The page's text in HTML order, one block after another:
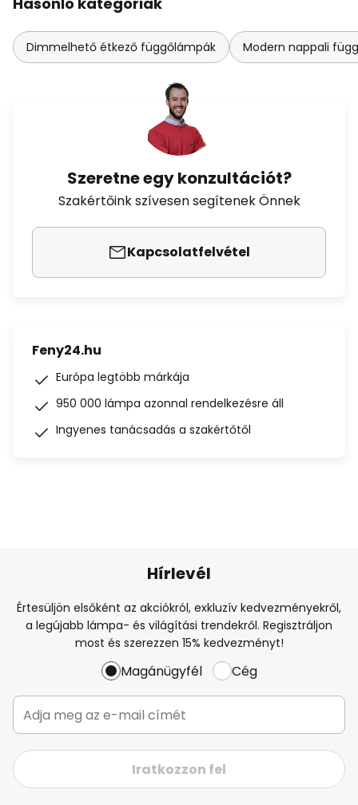
Dimmelhető étkező függőlámpák Modern nappali
Szeretne egy konzultációt?
Szakértőink szívesen segítenek Önnek
Kapcsolatfelvétel
Feny24.hu
Európa legtöbb márkája
950 000 lámpa azonnal rendelkezésre áll
Ingyenes tanácsadás a szakértőtől
Hírlevél
Értesüljön elsőként az akciókról, exkluzív kedvezményekről,
a legújabb lámpa- és világítási trendekről. Regisztráljon
most és szerezzen 15% kedvezményt!
Magánügyfél Cég
Iratkozzon fel